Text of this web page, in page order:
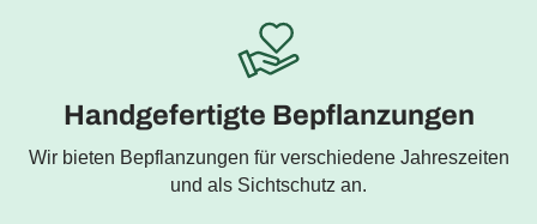
Handgefertigte Bepflanzungen
Wir bieten Bepflanzungen für verschiedene Jahreszeiten
und als Sichtschutz an.